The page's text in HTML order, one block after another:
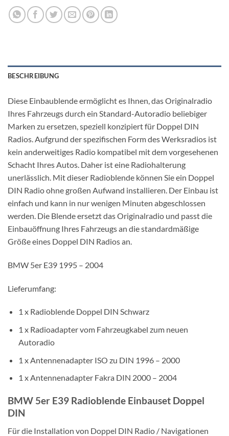
BESCHREIBUNG
Diese Einbaublende ermöglicht es Ihnen, das Originalradio
Ihres Fahrzeugs durch ein Standard-Autoradio beliebiger
Marken zu ersetzen, speziell konzipiert für Doppel DIN
Radios. Aufgrund der spezifischen Form des Werksradios ist
kein anderweitiges Radio kompatibel mit dem vorgesehenen
Schacht Ihres Autos. Daher ist eine Radiohalterung
unerlässlich. Mit dieser Radioblende können Sie ein Doppel
DIN Radio ohne großen Aufwand installieren. Der Einbau ist
einfach und kann in nur wenigen Minuten abgeschlossen
werden. Die Blende ersetzt das Originalradio und passt die
Einbauöffnung Ihres Fahrzeugs an die standardmäßige
Größe eines Doppel DIN Radios an.
BMW 5er E39 1995 – 2004
Lieferumfang:
1 x Radioblende Doppel DIN Schwarz
1 x Radioadapter vom Fahrzeugkabel zum neuen
Autoradio
1 x Antennenadapter ISO zu DIN 1996 – 2000
1 x Antennenadapter Fakra DIN 2000 – 2004
BMW 5er E39 Radioblende Einbauset Doppel
DIN
Für die Installation von Doppel DIN Radio / Navigationen